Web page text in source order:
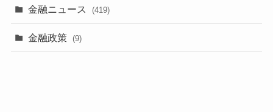
金融ニュース (419)
金融政策 (9)